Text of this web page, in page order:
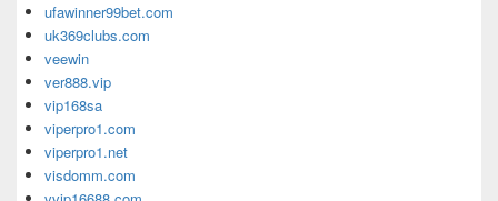
ufawinner99bet.com
uk369clubs.com
veewin
ver888.vip
vip168sa
viperpro1.com
viperpro1.net
visdomm.com